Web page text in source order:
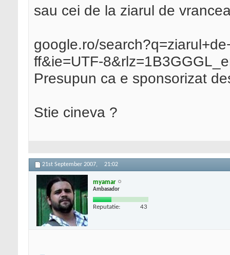
sau cei de la ziarul de
google.ro/
ff&ie=UTF-
Presupun ca e sponsorizat
Stie cineva ?
21st September 2007, 21:02
myamar
Ambasador
Reputatie: 43